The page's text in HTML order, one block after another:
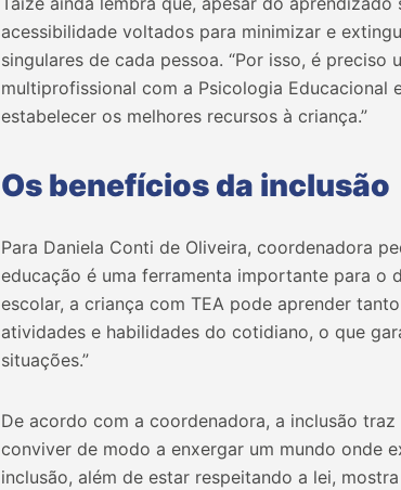
acessibilidade voltados para minimizar e
singulares de cada pessoa. “Por isso, é
multiprofissional com a Psicologia Educacional
estabelecer os melhores recursos à criança.”
Os benefícios da inclusão
Para Daniela Conti de Oliveira, coordenadora
educação é uma ferramenta importante para o
escolar, a criança com TEA pode aprender
atividades e habilidades do cotidiano, o que
situações.”
De acordo com a coordenadora, a inclusão
conviver de modo a enxergar um mundo onde
inclusão, além de estar respeitando a lei,